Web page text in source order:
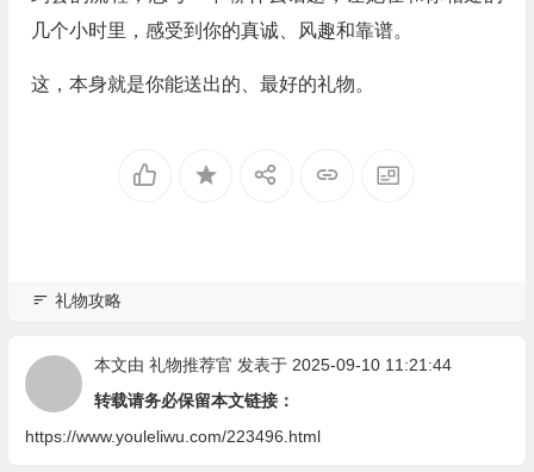
几个小时里，感受到你的真诚、风趣和靠谱。
这，本身就是你能送出的、最好的礼物。
礼物攻略
本文由 礼物推荐官 发表于 2025-09-10 11:21:44
转载请务必保留本文链接：
https://www.youleliwu.com/223496.html